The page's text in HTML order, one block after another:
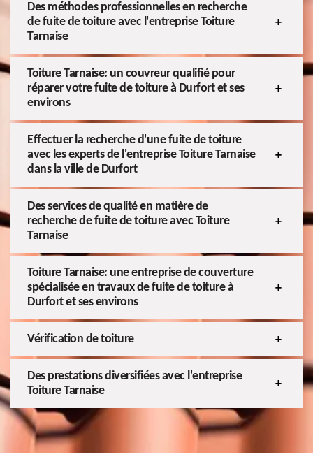
Des méthodes professionnelles en recherche
de fuite de toiture avec l'entreprise Toiture
Tarnaise
Toiture Tarnaise: un couvreur qualifié pour
réparer votre fuite de toiture à Durfort et ses
environs
Effectuer la recherche d'une fuite de toiture
avec les experts de l'entreprise Toiture Tarnaise
dans la ville de Durfort
Des services de qualité en matière de
recherche de fuite de toiture avec Toiture
Tarnaise
Toiture Tarnaise: une entreprise de couverture
spécialisée en travaux de fuite de toiture à
Durfort et ses environs
Vérification de toiture
Des prestations diversifiées avec l'entreprise
Toiture Tarnaise